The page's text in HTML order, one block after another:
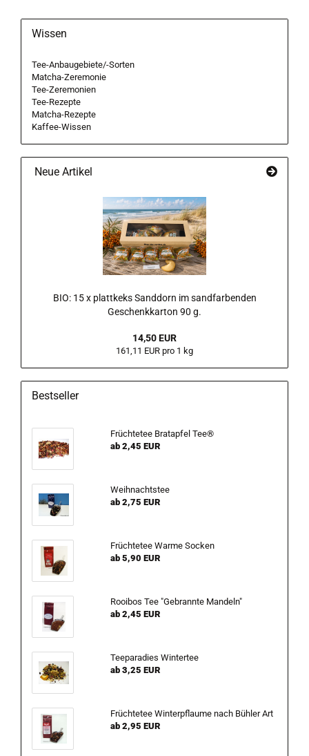
Wissen
Tee-Anbaugebiete/-Sorten
Matcha-Zeremonie
Tee-Zeremonien
Tee-Rezepte
Matcha-Rezepte
Kaffee-Wissen
Neue Artikel
BIO: 15 x plattkeks Sanddorn im sandfarbenden
Geschenkkarton 90 g.
14,50 EUR
161,11 EUR pro 1 kg
Bestseller
Früchtetee Bratapfel Tee®
ab 2,45 EUR
Weihnachtstee
ab 2,75 EUR
Früchtetee Warme Socken
ab 5,90 EUR
Rooibos Tee "Gebrannte Mandeln"
ab 2,45 EUR
Teeparadies Wintertee
ab 3,25 EUR
Früchtetee Winterpflaume nach Bühler Art
ab 2,95 EUR